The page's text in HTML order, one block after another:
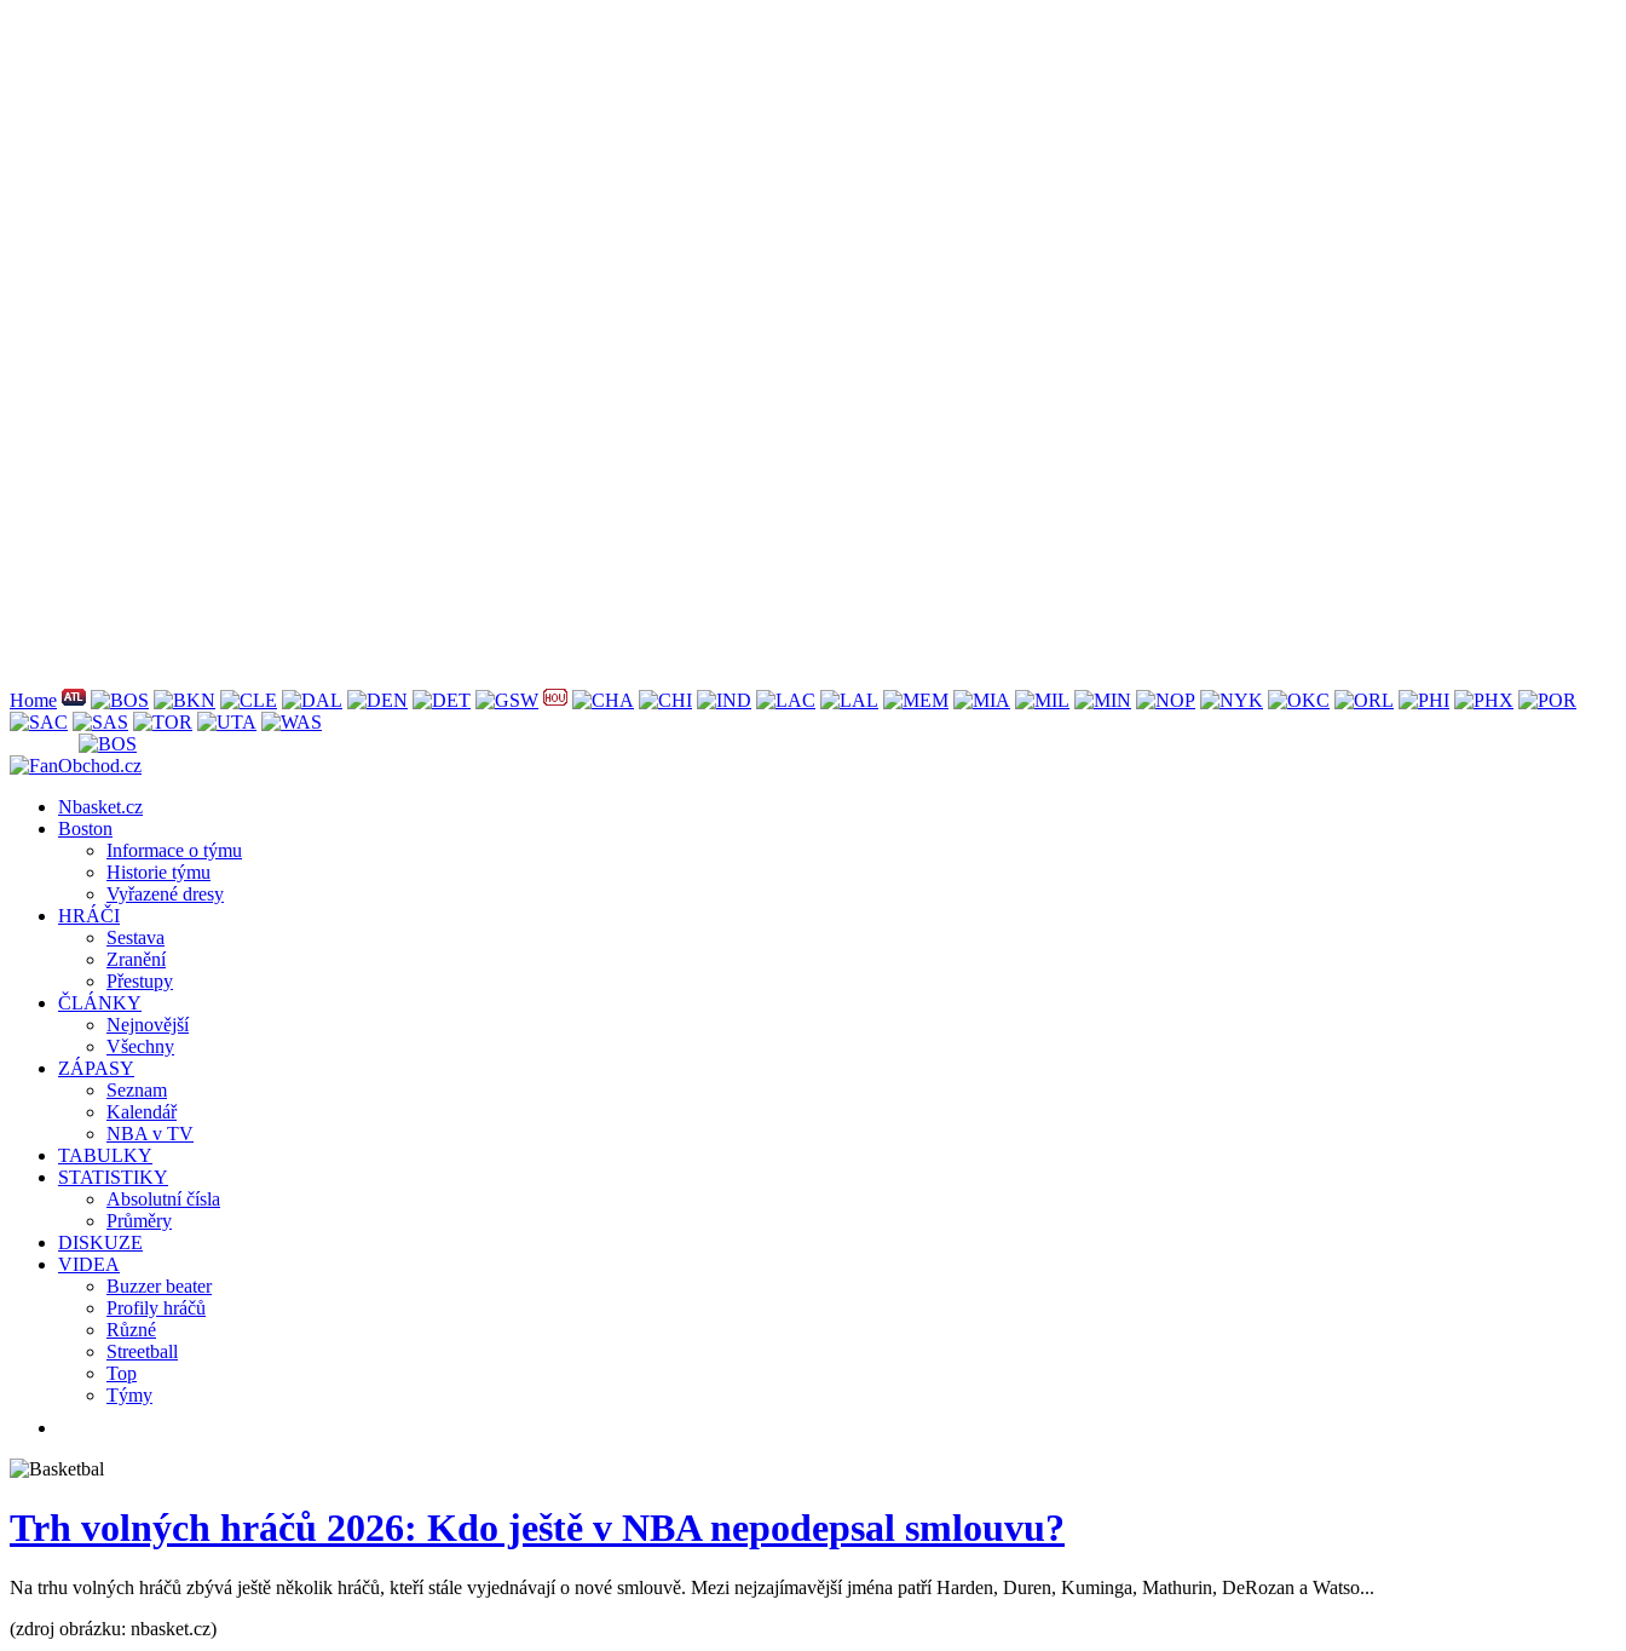
Home
Nbasket.cz
Boston
Informace o týmu
Historie týmu
Vyřazené dresy
HRÁČI
Sestava
Zranění
Přestupy
ČLÁNKY
Nejnovější
Všechny
ZÁPASY
Seznam
Kalendář
NBA v TV
TABULKY
STATISTIKY
Absolutní čísla
Průměry
DISKUZE
VIDEA
Buzzer beater
Profily hráčů
Různé
Streetball
Top
Týmy
Trh volných hráčů 2026: Kdo ještě v NBA nepodepsal smlouvu?
Na trhu volných hráčů zbývá ještě několik hráčů, kteří stále vyjednávají o nové smlouvě. Mezi nejzajímavější jména patří Harden, Duren, Kuminga, Mathurin, DeRozan a Watso...
(zdroj obrázku: nbasket.cz)